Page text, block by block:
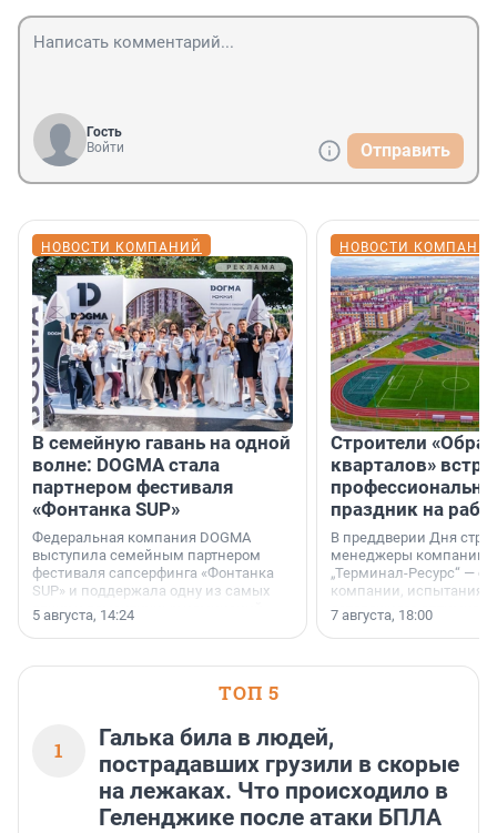
Гость
Войти
Отправить
НОВОСТИ КОМПАНИЙ
В семейную гавань на одной
волне: DOGMA стала
партнером фестиваля
«Фонтанка SUP»
Федеральная компания DOGMA
выступила семейным партнером
фестиваля сапсерфинга «Фонтанка
SUP» и поддержала одну из самых
ярких и романтичных номинаций —
«SUP-свадьба».
5 августа, 14:24
НОВОСТИ
Строители
кварталов»
праздник на
В преддверии Дня
менеджеры компании
„Терминал-Ресурс“ — о
компании, испытаниях
осторожного
7 августа, 18:00
ТОП 5
1
Галька била в людей,
пострадавших грузили в скорые
на лежаках. Что происходило в
Геленджике после атаки БПЛА